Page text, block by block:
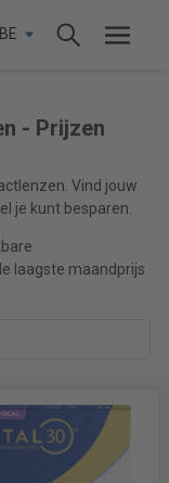
BE
- Prijzen
Vind jouw
je kunt besparen.
laagste maandprijs